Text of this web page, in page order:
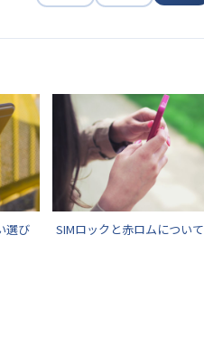
選び
SIMロックと赤ロムについて